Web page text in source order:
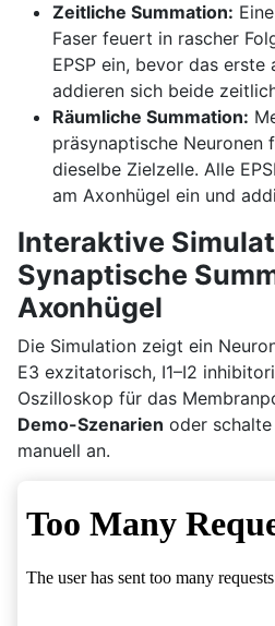
Zeitliche Summation:
Faser feuert in rascher
EPSP ein, bevor das erste
addieren sich beide
Räumliche Summation:
präsynaptische Neuronen
dieselbe Zielzelle. Alle
am Axonhügel ein und
Interaktive
Synaptische
Axonhügel
Die Simulation zeigt ein
E3 exzitatorisch, I1–I2
Oszilloskop für das
Demo-Szenarien oder
manuell an.